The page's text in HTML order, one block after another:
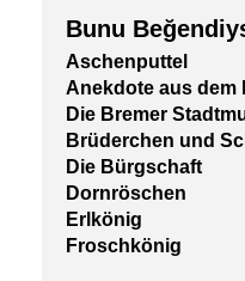
Bunu
Aschenputtel
Anekdote aus dem
Die Bremer
Brüderchen und
Die Bürgschaft
Dornröschen
Erlkönig
Froschkönig